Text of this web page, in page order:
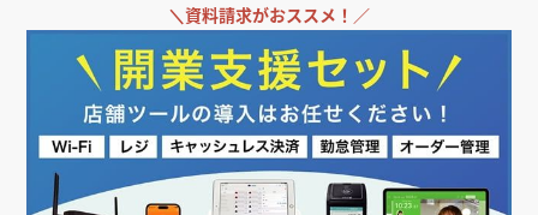
＼資料請求がおススメ！／